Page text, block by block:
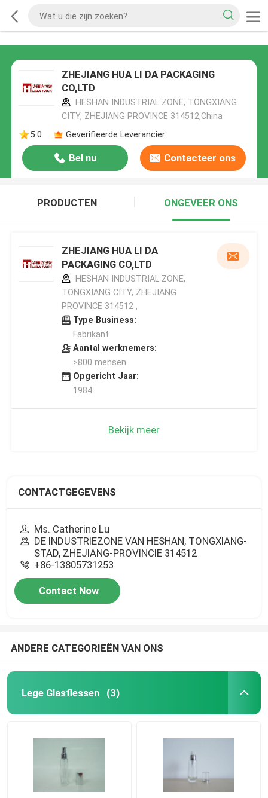
ZHEJIANG HUA LI DA PACKAGING
CO,LTD
HESHAN INDUSTRIAL ZONE, TONGXIANG
CITY, ZHEJIANG PROVINCE 314512,China
5.0
Geverifieerde Leverancier
Bel nu Contacteer ons
PRODUCTEN ONGEVEER ONS
ZHEJIANG HUA LI DA
PACKAGING CO,LTD
HESHAN INDUSTRIAL ZONE,
TONGXIANG CITY, ZHEJIANG
PROVINCE 314512 ,
Type Business:
Fabrikant
Aantal werknemers:
>800 mensen
Opgericht Jaar:
1984
Bekijk meer
CONTACTGEGEVENS
Ms. Catherine Lu
DE INDUSTRIEZONE VAN HESHAN, TONGXIANG-
STAD, ZHEJIANG-PROVINCIE 314512
+86-13805731253
Contact Now
ANDERE CATEGORIEËN VAN ONS
Lege Glasflessen (3)